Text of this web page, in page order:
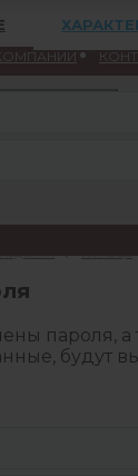
/ Кольца
пароля, а
будут